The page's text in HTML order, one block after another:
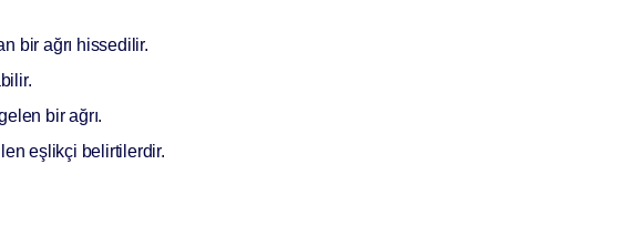
bir ağrı hissedilir.
bir ağrı.
eşlikçi belirtilerdir.